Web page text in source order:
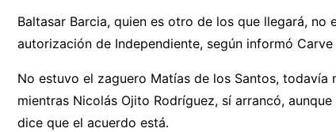
Baltasar Barcia, quien es otro de los que llegará, no
autorización de Independiente, según informó
No estuvo el zaguero Matías de los Santos,
mientras Nicolás Ojito Rodríguez, sí arrancó,
dice que el acuerdo está.